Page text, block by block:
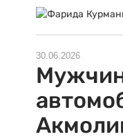
30.06.2026